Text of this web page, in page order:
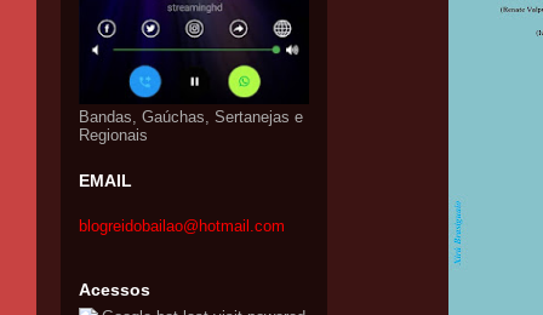
Bandas, Gaúchas, Sertanejas e
Regionais
EMAIL
blogreidobailao@hotmail.com
Acessos